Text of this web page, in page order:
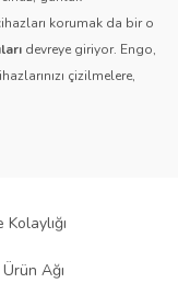
korumak da bir o
devreye giriyor. Engo,
çizilmelere,
ve teknolojiye
dostu tasarımı
Kolaylığı
Ağı